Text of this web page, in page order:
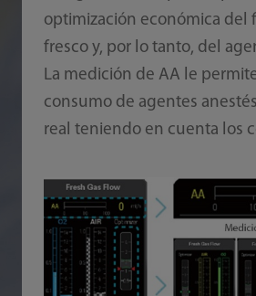
optimización económica del
fresco y, por lo tanto, del
La medición de AA le
consumo de agentes
real teniendo en cuenta los